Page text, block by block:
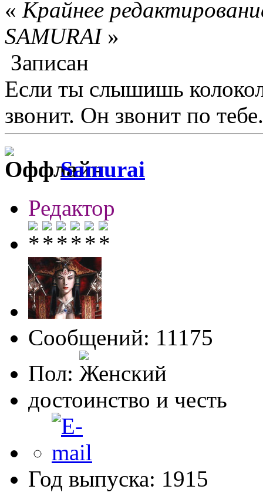
« Крайнее
SAMURAI»
Записан
Если ты слышишь
звонит. Он звонит по
Samurai
Редактор
Сообщений: 11175
Пол:
достоинство и честь
Год выпуска: 1915